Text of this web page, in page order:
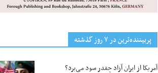
پربیننده‌ترین‌ در ۷ روز گذشته
آمریکا از ایران آزاد چقدر سود می‌برد؟